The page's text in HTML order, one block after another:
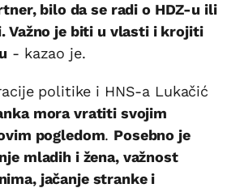
bilo da se radi o HDZ-u ili
Važno je biti u vlasti i krojiti
- kazao je.
politike i HNS-a Lukačić
mora vratiti svojim
pogledom. Posebno je
mladih i žena, važnost
jačanje stranke i